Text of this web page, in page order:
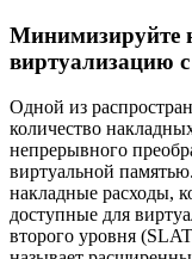
Минимизируйте
виртуализацию
Одной из
количество
непрерывного
виртуальной
накладные расходы,
доступные для
второго уровня